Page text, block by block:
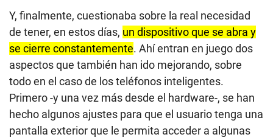
Y, finalmente, cuestionaba sobre la real necesidad
de tener, en estos días, un dispositivo que se abra y
se cierre constantemente. Ahí entran en juego dos
aspectos que también han ido mejorando, sobre
todo en el caso de los teléfonos inteligentes.
Primero -y una vez más desde el hardware-, se han
hecho algunos ajustes para que el usuario tenga una
pantalla exterior que le permita acceder a algunas